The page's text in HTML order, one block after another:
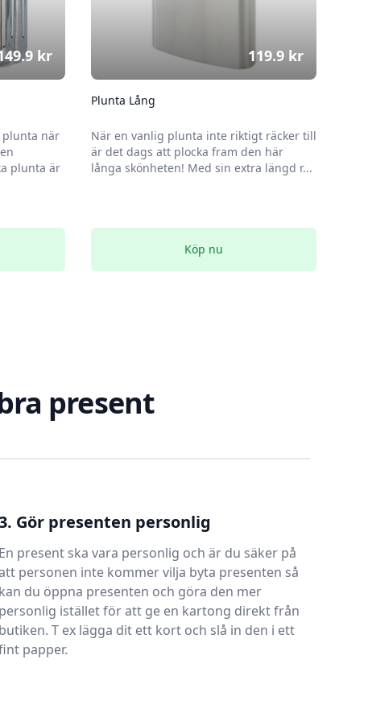
plunta när
plunta är
kr
Plunta Lång
När en vanlig plunta inte riktigt räcker till
är det dags att plocka fram den här
långa skönheten! Med sin extra längd r...
119.9 kr
Köp nu
present
Gör presenten personlig
En present ska vara personlig och är du säker på
personen inte kommer vilja byta presenten så
kan du öppna presenten och göra den mer
personlig istället för att ge en kartong direkt från
butiken. T ex lägga dit ett kort och slå in den i ett
papper.